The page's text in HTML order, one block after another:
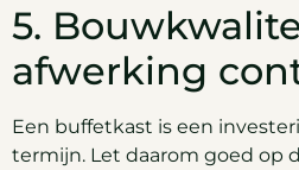
5.
afwerking
Een buffetkast is een
termijn. Let daarom goed op